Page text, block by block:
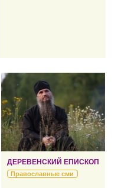
ДЕРЕВЕНСКИЙ ЕПИСКОП
Православные сми